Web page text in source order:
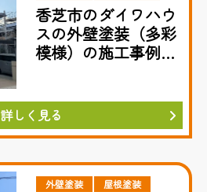
香芝市のダイワハウ
スの外壁塗装（多彩
模様）の施工事例の
詳しく見る
外壁塗装
屋根塗装